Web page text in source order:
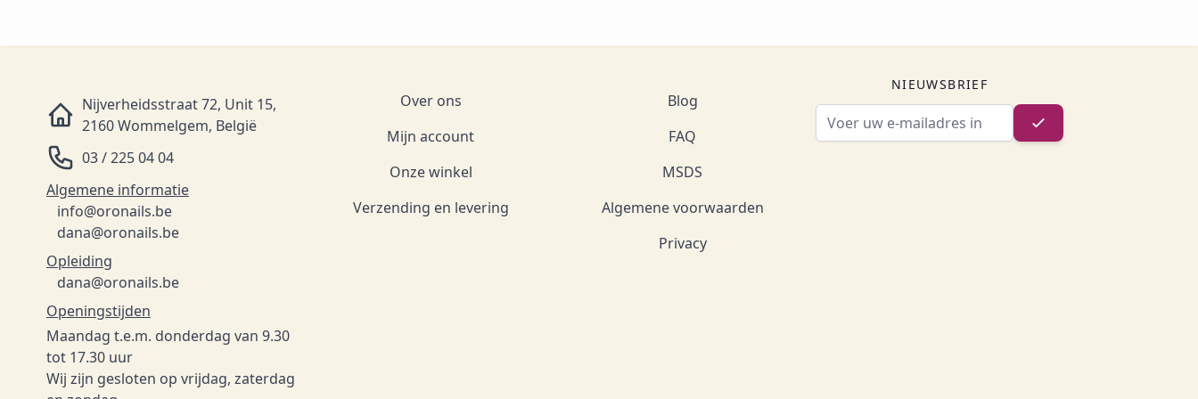
Nijverheidsstraat 72, Unit 15,
2160 Wommelgem, België
03 / 225 04 04
Algemene informatie
info@oronails.be
dana@oronails.be
Opleiding
dana@oronails.be
Openingstijden
Maandag t.e.m. donderdag van 9.30
tot 17.30 uur
Wij zijn gesloten op vrijdag, zaterdag
Over ons
Mijn account
Onze winkel
Verzending en levering
Blog
FAQ
MSDS
Algemene voorwaarden
Privacy
NIEUWSBRIEF
E-mailadres